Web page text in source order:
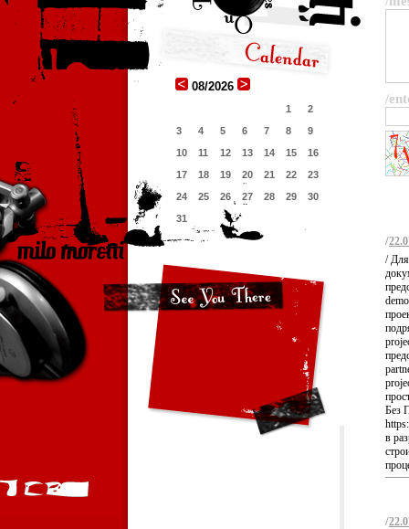
08/2026
1
2
3
4 5 6 7 8
9
10
11 12 13 14 15
16
17
18 19 20 21 22
23
24
25 26 27 28 29
30
31
/
/
/
Без
в
/